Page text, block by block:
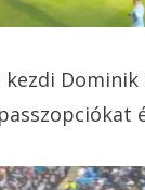
Dominik